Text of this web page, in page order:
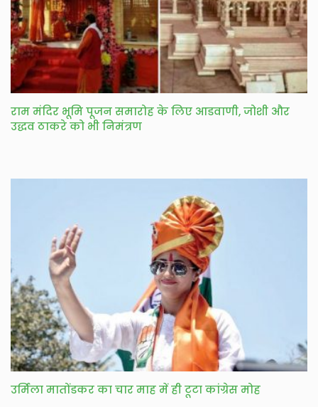
राम मंदिर भूमि पूजन समारोह के लिए आडवाणी, जोशी और
उद्धव ठाकरे को भी निमंत्रण
उर्मिला मातोंडकर का चार माह में ही टूटा कांग्रेस मोह